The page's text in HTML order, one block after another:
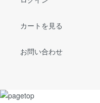
カートを見る
お問い合わせ